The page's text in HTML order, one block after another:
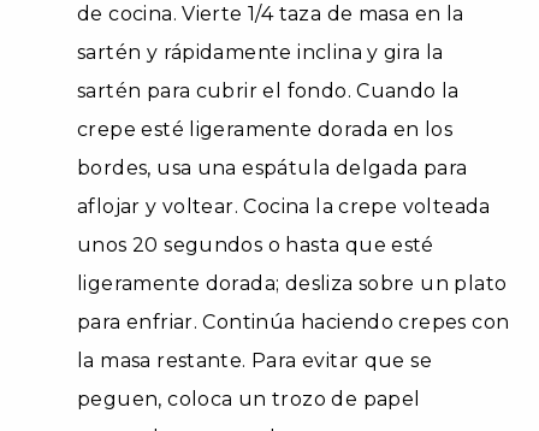
de cocina. Vierte 1/4 taza de masa en la
sartén y rápidamente inclina y gira la
sartén para cubrir el fondo. Cuando la
crepe esté ligeramente dorada en los
bordes, usa una espátula delgada para
aflojar y voltear. Cocina la crepe volteada
unos 20 segundos o hasta que esté
ligeramente dorada; desliza sobre un plato
para enfriar. Continúa haciendo crepes con
la masa restante. Para evitar que se
peguen, coloca un trozo de papel